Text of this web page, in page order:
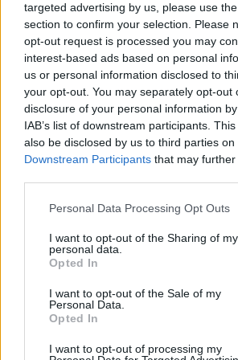
targeted advertising by us, please use
section to confirm your selection. Please
opt-out request is processed you may
interest-based ads based on personal
us or personal information disclosed to
your opt-out. You may separately opt-out
disclosure of your personal information
IAB’s list of downstream participants.
also be disclosed by us to third parties on
Downstream Participants that may
Personal Data Processing Opt Outs
I want to opt-out of the Sharing of my
personal data.
Opted In
I want to opt-out of the Sale of my
Personal Data.
Opted In
I want to opt-out of processing my
Hrabal- Cseh Söröző & Étterem
Győr, Czuczor Gergely u. 6.
Tel.: 06 20/369-1899
Nyitvatartás hétfőtől csütörtökig 11:00-től
pénteken és szombaton 11:00-től 2:00-ig
Ha nincs időtök/kedvetek két fogást
ételeit, a "kolbászos hely" -
egységeit már ajánlottuk nektek - 2016 vége
megtalálható. A KolbIce-nál egyébként a
hallgatói és dolgozói tízszázalékos
kolbásztölcsér 890-1190 forint, a kolbdogok
hotdognak mondanánk, de annál sokkal
forintba kerülnek.
Nagyon tetszett, jó ötlet, hogy a